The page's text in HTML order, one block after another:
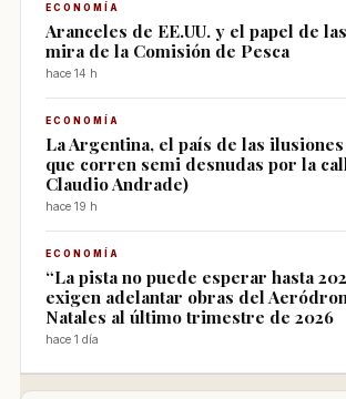
ECONOMÍA
Aranceles de EE.UU. y el papel de
mira de la Comisión de Pesca
hace 14 h
ECONOMÍA
La Argentina, el país de las
que corren semi desnudas por la
Claudio Andrade)
hace 19 h
ECONOMÍA
“La pista no puede esperar hasta
exigen adelantar obras del
Natales al último trimestre de 2026
hace 1 día